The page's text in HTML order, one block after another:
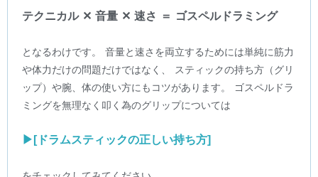
テクニカル ✕ 音量 ✕ 速さ ＝ ゴスペルドラミング
となるわけです。 音量と速さを両立するためには単純に筋力
や体力だけの問題だけではなく、 スティックの持ち方（グリ
ップ）や腕、体の使い方にもコツがあります。 ゴスペルドラ
ミングを無理なく叩く為のグリップについては
▶︎[ドラムスティックの正しい持ち方]